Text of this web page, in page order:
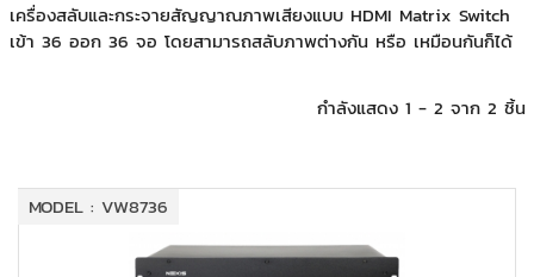
+
CONNECTIVITY
SUPPORT
เครื่องสลับและกระจายสัญญาณภาพเสียงแบบ HDMI Matrix Switch
เข้า 36 ออก 36 จอ โดยสามารถสลับภาพต่างกัน หรือ เหมือนกันก็ได้
กำลังแสดง 1 - 2 จาก 2 ชิ้น
MODEL : VW8736